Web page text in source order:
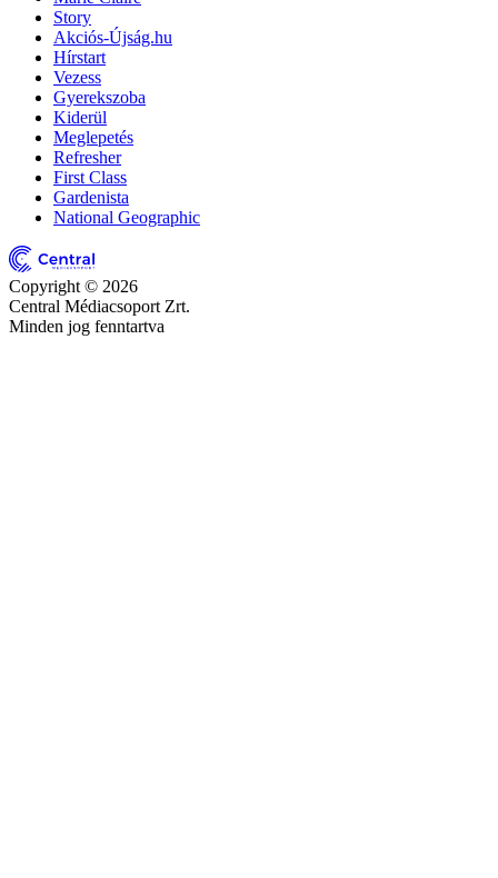
Story
Akciós-Újság.hu
Hírstart
Vezess
Gyerekszoba
Kiderül
Meglepetés
Refresher
First Class
Gardenista
National Geographic
Copyright © 2026
Central Médiacsoport Zrt.
Minden jog fenntartva